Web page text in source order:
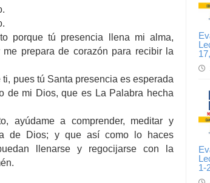
1-
porque tú presencia llena mi alma,
prepara de corazón para recibir la
pues tú Santa presencia es esperada
de mi Dios, que es La Palabra hecha
ayúdame a comprender, meditar y
de Dios; y que así como lo haces
llenarse y regocijarse con la